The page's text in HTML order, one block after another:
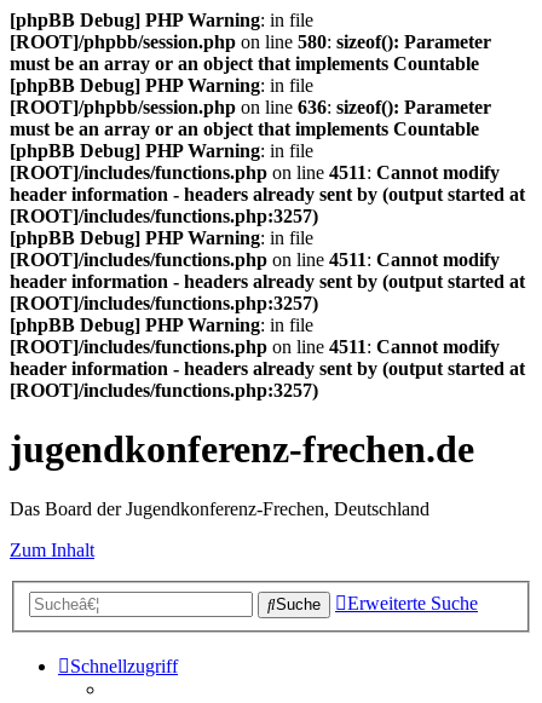
[phpBB Debug] PHP Warning: in file
[ROOT]/phpbb/session.php on line 580: sizeof(): Parameter
must be an array or an object that implements Countable
[phpBB Debug] PHP Warning: in file
[ROOT]/phpbb/session.php on line 636: sizeof(): Parameter
must be an array or an object that implements Countable
[phpBB Debug] PHP Warning: in file
[ROOT]/includes/functions.php on line 4511: Cannot modify
header information - headers already sent by (output started at
[ROOT]/includes/functions.php:3257)
[phpBB Debug] PHP Warning: in file
[ROOT]/includes/functions.php on line 4511: Cannot modify
header information - headers already sent by (output started at
[ROOT]/includes/functions.php:3257)
[phpBB Debug] PHP Warning: in file
[ROOT]/includes/functions.php on line 4511: Cannot modify
header information - headers already sent by (output started at
[ROOT]/includes/functions.php:3257)
jugendkonferenz-frechen.de
Das Board der Jugendkonferenz-Frechen, Deutschland
Zum Inhalt
Suche Erweiterte Suche
Schnellzugriff